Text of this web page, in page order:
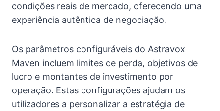
condições reais de mercado, oferecendo uma
experiência autêntica de negociação.
Os parâmetros configuráveis do Astravox
Maven incluem limites de perda, objetivos de
lucro e montantes de investimento por
operação. Estas configurações ajudam os
utilizadores a personalizar a estratégia de